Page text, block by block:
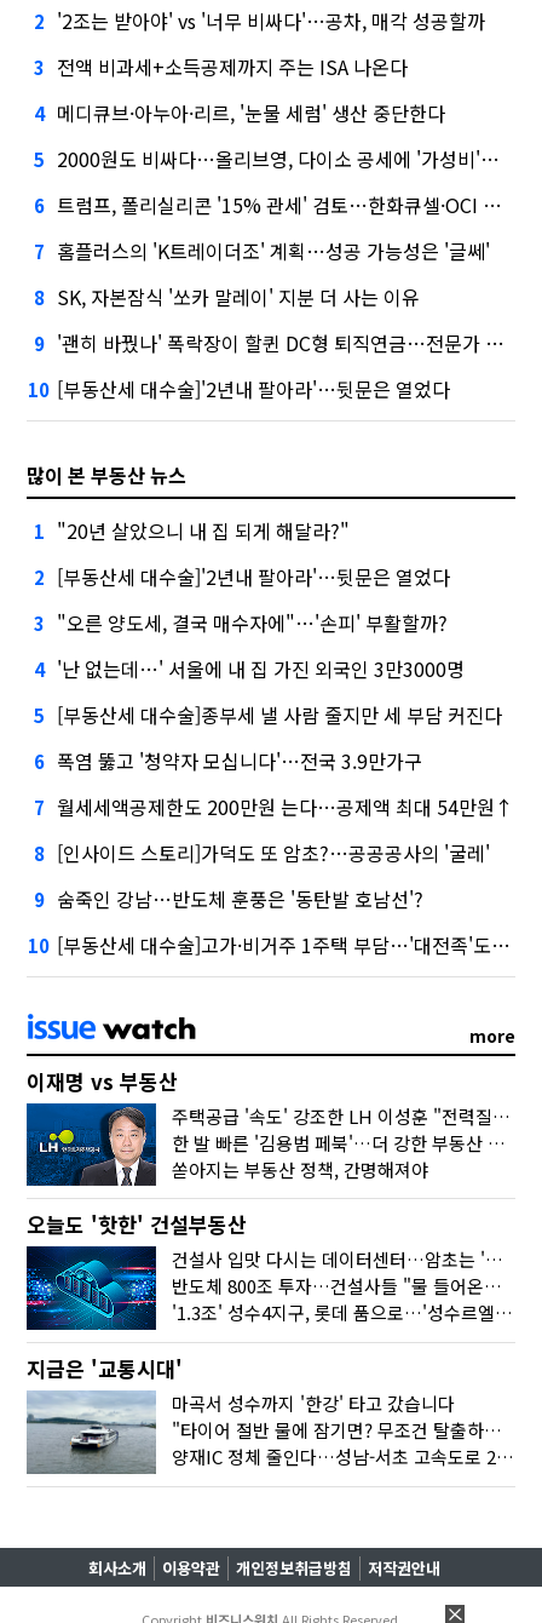
2 '2조는 받아야' vs '너무 비싸다'…공차, 매각 성공할까
3 전액 비과세+소득공제까지 주는 ISA 나온다
4 메디큐브·아누아·리르, '눈물 세럼' 생산 중단한다
5 2000원도 비싸다…올리브영, 다이소 공세에 '가성비'로 맞불
6 트럼프, 폴리실리콘 '15% 관세' 검토…한화큐셀·OCI 영향은?
7 홈플러스의 'K트레이더조' 계획…성공 가능성은 '글쎄'
8 SK, 자본잠식 '쏘카 말레이' 지분 더 사는 이유
9 '괜히 바꿨나' 폭락장이 할퀸 DC형 퇴직연금…전문가 조언은
10 [부동산세 대수술]'2년내 팔아라'…뒷문은 열었다
많이 본 부동산 뉴스
1 "20년 살았으니 내 집 되게 해달라?"
2 [부동산세 대수술]'2년내 팔아라'…뒷문은 열었다
3 "오른 양도세, 결국 매수자에"…'손피' 부활할까?
4 '난 없는데…' 서울에 내 집 가진 외국인 3만3000명
5 [부동산세 대수술]종부세 낼 사람 줄지만 세 부담 커진다
6 폭염 뚫고 '청약자 모십니다'…전국 3.9만가구
7 월세세액공제한도 200만원 는다…공제액 최대 54만원↑
8 [인사이드 스토리]가덕도 또 암초?…공공공사의 '굴레'
9 숨죽인 강남…반도체 훈풍은 '동탄발 호남선'?
10 [부동산세 대수술]고가·비거주 1주택 부담…'대전족'도 불똥
more
이재명 vs 부동산
주택공급 '속도' 강조한 LH 이성훈 "전력질주해야"
한 발 빠른 '김용범 페북'…더 강한 부동산 규제 나오나
쏟아지는 부동산 정책, 간명해져야
오늘도 '핫한' 건설부동산
건설사 입맛 다시는 데이터센터…암초는 '주민 반대'
반도체 800조 투자…건설사들 "물 들어온다!"
'1.3조' 성수4지구, 롯데 품으로…'성수르엘 S70' 거듭
지금은 '교통시대'
마곡서 성수까지 '한강' 타고 갔습니다
"타이어 절반 물에 잠기면? 무조건 탈출하세요"
양재IC 정체 줄인다…성남-서초 고속도로 2029년 착공
회사소개 이용약관 개인정보취급방침 저작권안내